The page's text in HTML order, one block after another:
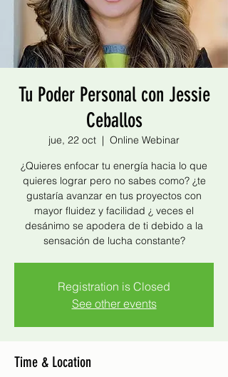
Tu Poder Personal con Jessie
Ceballos
jue, 22 oct
  |
Online Webinar
¿Quieres enfocar tu energía hacia lo que
quieres lograr pero no sabes como? ¿te
gustaría avanzar en tus proyectos con
mayor fluidez y facilidad ¿ veces el
desánimo se apodera de ti debido a la
sensación de lucha constante?
Registration is Closed
See other events
Time & Location